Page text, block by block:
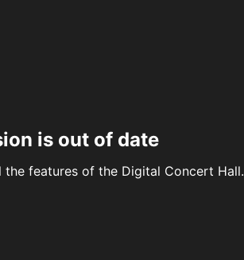
is out of date
features of the Digital Concert Hall.